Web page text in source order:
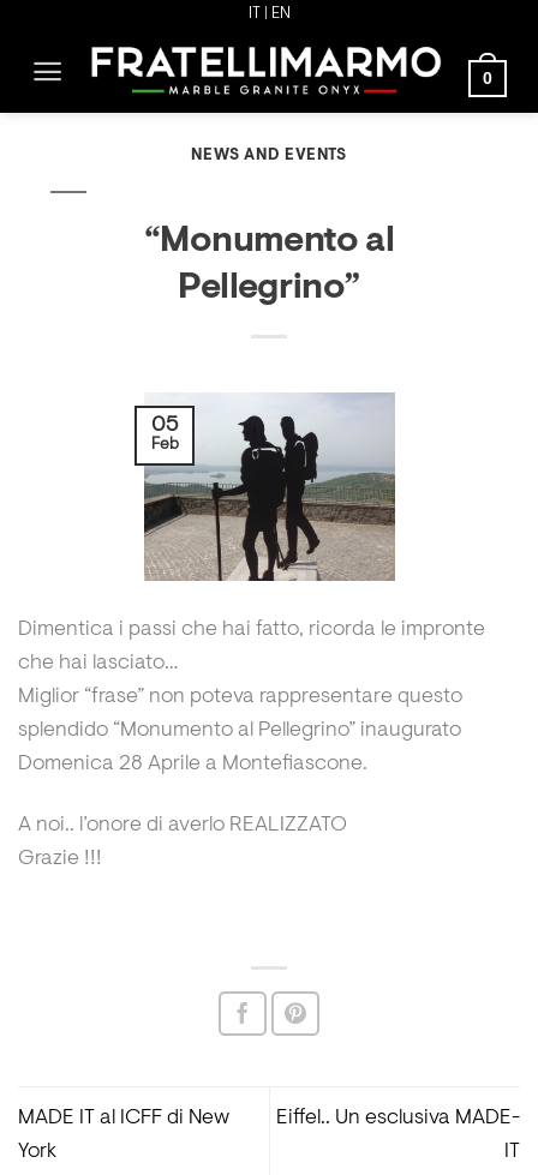
content
IT | EN
0
NEWS AND EVENTS
“Monumento al
Pellegrino”
05
Feb
Dimentica i passi che hai fatto, ricorda le impronte
che hai lasciato…
Miglior “frase” non poteva rappresentare questo
splendido “Monumento al Pellegrino” inaugurato
Domenica 28 Aprile a Montefiascone.
A noi.. l’onore di averlo REALIZZATO
Grazie !!!
MADE IT al ICFF di New
York
Eiffel.. Un esclusiva MADE-
IT